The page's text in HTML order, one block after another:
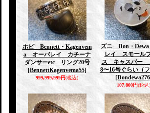
ホピ Bennett・Kagenvem
a オーバレイ カチーナ
ダンサーetc リング20号
[BennettKagenvema55]
999,999,999円(税込)
ズニ Don・
レイ スモール
ス キャスパー
8〜16号ぐらい（フ
107,800円(税込)